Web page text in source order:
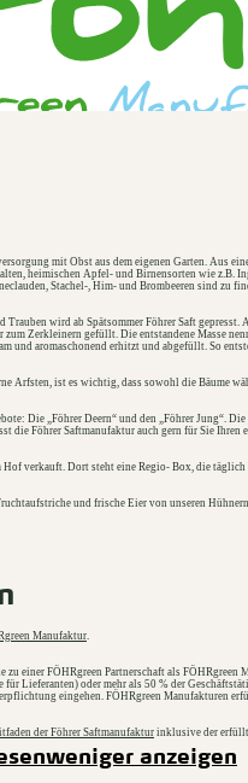
mit Obst aus dem eigenen Garten. Aus
heimischen Apfel- und Birnensorten wie z.B.
Stachel-, Him- und Brombeeren sind zu
wird ab Spätsommer Föhrer Saft
zum Zerkleinern gefüllt. Die entstandene Masse
und aromaschonend erhitzt und abgefüllt. So
Arfsten, ist es wichtig, dass sowohl die Bäume
Die „Föhrer Deern“ und den „Föhrer Jung“.
die Föhrer Saftmanufaktur auch gern für Sie Ihren
verkauft. Dort steht eine Regio- Box, die
und frische Eier von unseren
Manufaktur.
zu einer FÖHRgreenPartnerschaft als FÖHRgreen
für Lieferanten) oder mehr als 50 % der
eingehen. FÖHRgreenManufakturen
der Föhrer Saftmanufakturinklusive der
weniger anzeigen